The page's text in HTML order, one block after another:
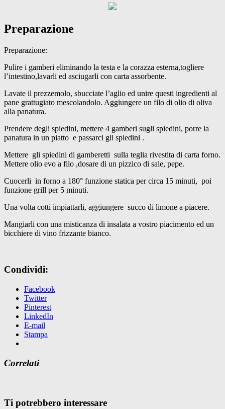
Preparazione
Preparazione:
Pulire i gamberi eliminando la testa e la corazza esterna,togliere
l’intestino,lavarli ed asciugarli con carta assorbente.
Lavate il prezzemolo, sbucciate l’aglio ed unire questi ingredienti al
pane grattugiato mescolandolo. Aggiungere un filo di olio di oliva
alla panatura.
Prendere degli spiedini, mettere 4 gamberi sugli spiedini, porre la
panatura in un piatto e passarci gli spiedini .
Mettere gli spiedini di gamberetti sulla teglia rivestita di carta forno.
Mettere olio evo a filo ,dosare di un pizzico di sale, pepe.
Cuocerli in forno a 180° funzione statica per circa 15 minuti, poi
funzione grill per 5 minuti.
Una volta cotti impiattarli, aggiungere succo di limone a piacere.
Mangiarli con una misticanza di insalata a vostro piacimento ed un
bicchiere di vino frizzante bianco.
Condividi:
Facebook
Twitter
Pinterest
LinkedIn
E-mail
Stampa
Correlati
Ti potrebbero interessare